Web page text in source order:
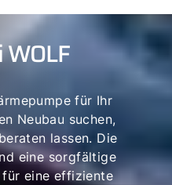
für Ihr
Neubau suchen,
lassen. Die
eine sorgfältige
für eine effiziente